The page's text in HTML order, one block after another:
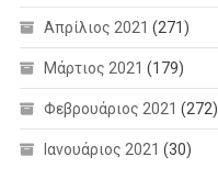
Απρίλιος 2021 (271)
Μάρτιος 2021 (179)
Φεβρουάριος 2021 (272)
Ιανουάριος 2021 (30)